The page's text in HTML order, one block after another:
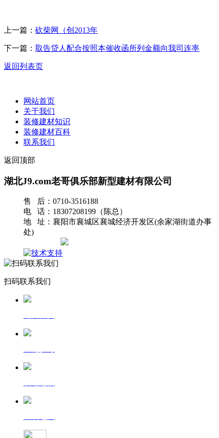
上一篇： 砍柴网（创2013年
下一篇： 取告贷人配合按照本催收函所列金额向我司连率
返回列表页
网站首页
关于我们
装修建材知识
装修建材百科
联系我们
返回顶部
湖北J9.com老哥俱乐部新型建材有限公司
售 后：0710-3516188
电 话：18307208199（陈总）
地 址：襄阳市襄城区襄城经济开发区(余家湖街道办事
处)
扫码联系我们